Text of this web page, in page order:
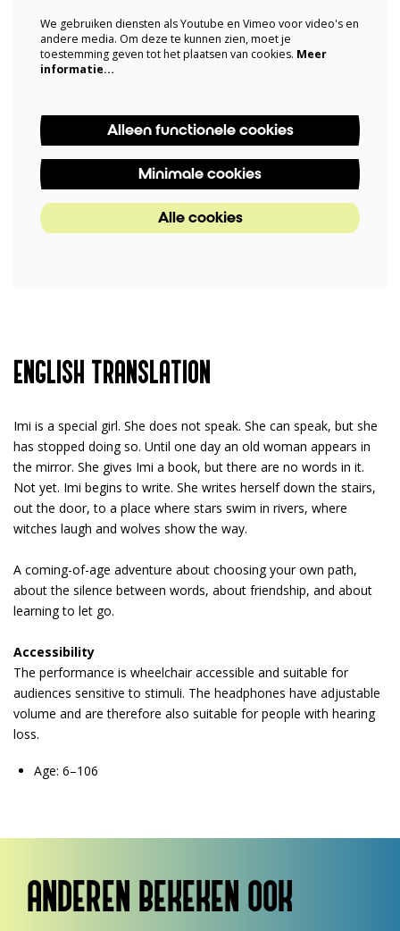
We gebruiken diensten als Youtube en Vimeo voor video's en
andere media. Om deze te kunnen zien, moet je
toestemming geven tot het plaatsen van cookies. Meer
informatie…
Alleen functionele cookies
Minimale cookies
Alle cookies
ENGLISH TRANSLATION
Imi is a special girl. She does not speak. She can speak, but she
has stopped doing so. Until one day an old woman appears in
the mirror. She gives Imi a book, but there are no words in it.
Not yet. Imi begins to write. She writes herself down the stairs,
out the door, to a place where stars swim in rivers, where
witches laugh and wolves show the way.
A coming-of-age adventure about choosing your own path,
about the silence between words, about friendship, and about
learning to let go.
Accessibility
The performance is wheelchair accessible and suitable for
audiences sensitive to stimuli. The headphones have adjustable
volume and are therefore also suitable for people with hearing
loss.
Age: 6–106
ANDEREN BEKEKEN OOK